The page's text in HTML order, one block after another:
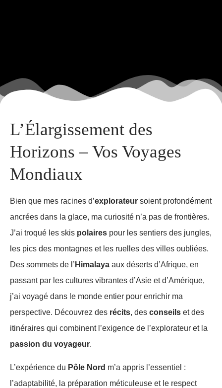
L’Élargissement des
Horizons – Vos Voyages
Mondiaux
Bien que mes racines d’explorateur soient profondément
ancrées dans la glace, ma curiosité n’a pas de frontières.
J’ai troqué les skis polaires pour les sentiers des jungles,
les pics des montagnes et les ruelles des villes oubliées.
Des sommets de l’ Himalaya aux déserts d’Afrique, en
passant par les cultures vibrantes d’Asie et d’Amérique,
j’ai voyagé dans le monde entier pour enrichir ma
perspective. Découvrez des récits, des conseils et des
itinéraires qui combinent l’exigence de l’explorateur et la
passion du voyageur.
L’expérience du Pôle Nord m’a appris l’essentiel :
l’adaptabilité, la préparation méticuleuse et le respect